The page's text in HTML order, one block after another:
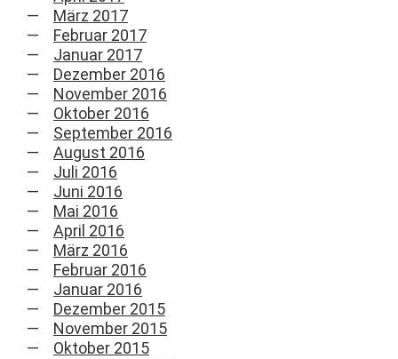
März 2017
Februar 2017
Januar 2017
Dezember 2016
November 2016
Oktober 2016
September 2016
August 2016
Juli 2016
Juni 2016
Mai 2016
April 2016
März 2016
Februar 2016
Januar 2016
Dezember 2015
November 2015
Oktober 2015